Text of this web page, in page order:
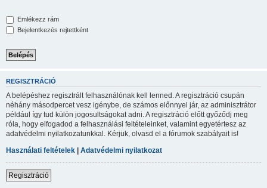
Emlékezz rám
Bejelentkezés rejtettként
REGISZTRÁCIÓ
A belépéshez regisztrált felhasználónak kell lenned. A regisztráció csupán
néhány másodpercet vesz igénybe, de számos előnnyel jár, az adminisztrátor
például így tud külön jogosultságokat adni. A regisztráció előtt győződj meg
róla, hogy elfogadod a felhasználási feltételeinket, valamint egyetértesz az
adatvédelmi nyilatkozatunkkal. Kérjük, olvasd el a fórumok szabályait is!
Használati feltételek | Adatvédelmi nyilatkozat
Regisztráció